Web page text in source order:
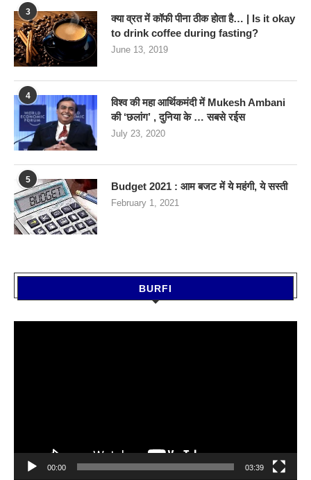
3
क्या व्रत में कॉफी पीना ठीक होता है… | Is it okay
to drink coffee during fasting?
June 13, 2019
4
विश्व की महा आर्थिकमंदी में Mukesh Ambani
की ‘छलांग’ , दुनिया के … सबसे रईस
July 23, 2020
5
Budget 2021 : आम बजट में ये महंगी, ये सस्‍ती
February 1, 2021
BURFI
00:00 03:39